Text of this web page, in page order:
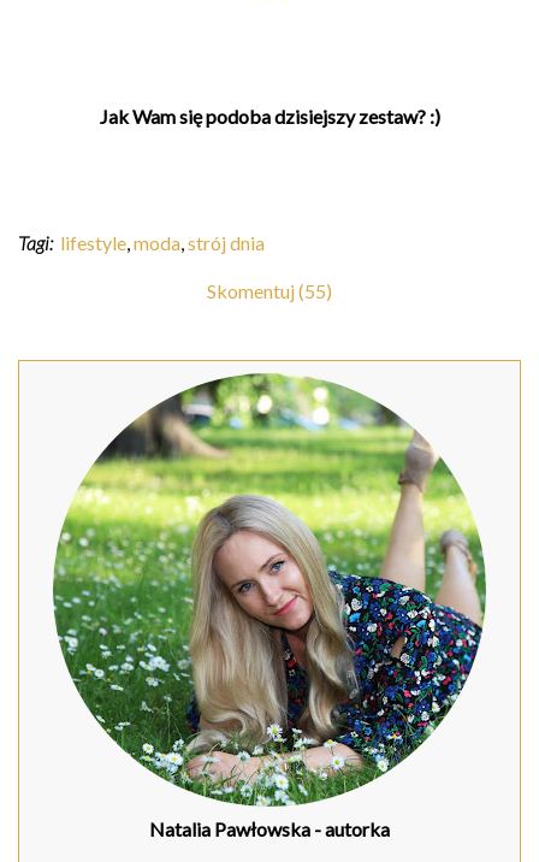
Jak Wam się podoba dzisiejszy zestaw? :)
Tagi: lifestyle,moda,strój dnia
Skomentuj (55)
Natalia Pawłowska - autorka